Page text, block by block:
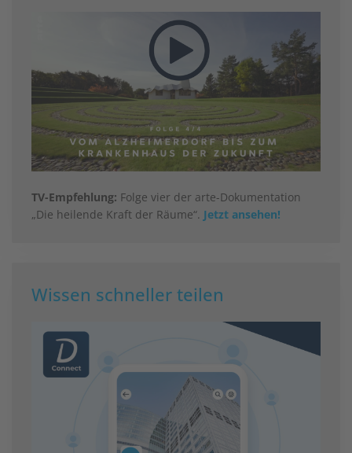
TV-Empfehlung: Folge vier der arte-Dokumentation
„Die heilende Kraft der Räume“. Jetzt ansehen!
Wissen schneller teilen